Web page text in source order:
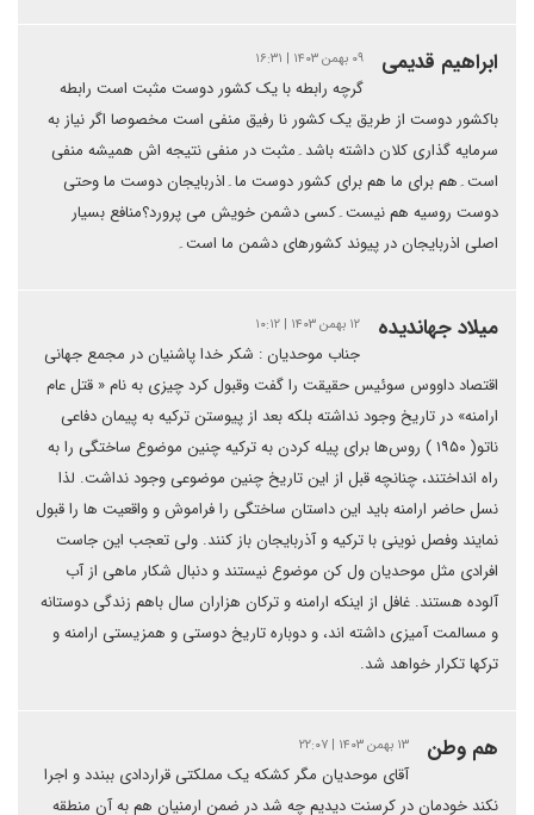
ابراهیم قدیمی ۰۹ بهمن ۱۴۰۳ | ۱۶:۳۱
گرچه رابطه با یک کشور دوست مثبت است رابطه
باکشور دوست از طریق یک کشور نا رفیق منفی است مخصوصا اگر نیاز به
سرمایه گذاری کلان داشته باشد۔مثبت در منفی نتیجه اش همیشه منفی
است۔هم برای ما هم برای کشور دوست ما۔اذربایجان دوست ما وحتی
دوست روسیه هم نیست۔کسی دشمن خویش می پرورد؟منافع بسیار
اصلی اذربایجان در پیوند کشورهای دشمن ما است۔
میلاد جهاندیده ۱۲ بهمن ۱۴۰۳ | ۱۰:۱۲
جناب موحدیان : شکر خدا پاشنیان در مجمع جهانی
اقتصاد داووس سوئیس حقیقت را گفت وقبول کرد چیزی به نام « قتل عام
ارامنه» در تاریخ وجود نداشته بلکه بعد از پیوستن ترکیه به پیمان دفاعی
ناتو( ۱۹۵۰ ) روس‌ها برای پیله کردن به ترکیه چنین موضوع ساختگی را به
راه انداختند، چنانچه قبل از این تاریخ چنین موضوعی وجود نداشت. لذا
نسل حاضر ارامنه باید این داستان ساختگی را فراموش و واقعیت ها را قبول
نمایند وفصل نوینی با ترکیه و آذربایجان باز کنند. ولی تعجب این جاست
افرادی مثل موحدیان ول کن موضوع نیستند و دنبال شکار ماهی از آب
آلوده هستند. غافل از اینکه ارامنه و ترکان هزاران سال باهم زندگی دوستانه
و مسالمت آمیزی داشته اند، و دوباره تاریخ دوستی و همزیستی ارامنه و
ترکها تکرار خواهد شد.
هم وطن ۱۳ بهمن ۱۴۰۳ | ۲۲:۰۷
آقای موحدیان مگر کشکه یک مملکتی قراردادی ببندد و اجرا
نکند خودمان در کرسنت دیدیم چه شد در ضمن ارمنیان هم به آن منطقه